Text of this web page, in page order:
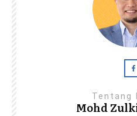
Tentang
Mohd